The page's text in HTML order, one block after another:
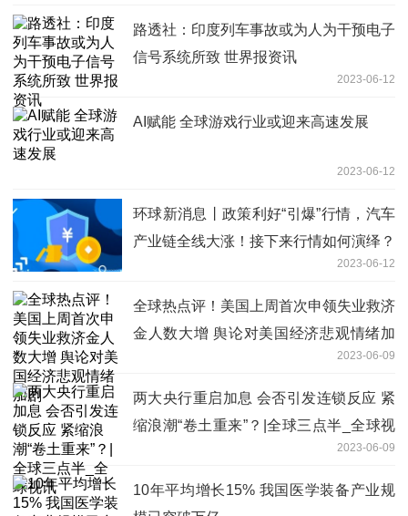
路透社：印度列车事故或为人为干预电子
信号系统所致 世界报资讯
2023-06-12
AI赋能 全球游戏行业或迎来高速发展
2023-06-12
环球新消息丨政策利好“引爆”行情，汽车
产业链全线大涨！接下来行情如何演绎？
2023-06-12
全球热点评！美国上周首次申领失业救济
金人数大增 舆论对美国经济悲观情绪加
2023-06-09
两大央行重启加息 会否引发连锁反应 紧
缩浪潮“卷土重来”？|全球三点半_全球视
2023-06-09
10年平均增长15% 我国医学装备产业规